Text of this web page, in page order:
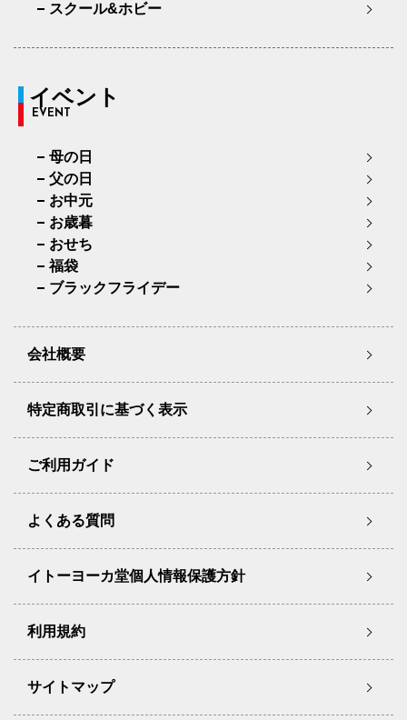
スクール&ホビー
イベント
EVENT
母の日
父の日
お中元
お歳暮
おせち
福袋
ブラックフライデー
会社概要
特定商取引に基づく表示
ご利用ガイド
よくある質問
イトーヨーカ堂個人情報保護方針
利用規約
サイトマップ